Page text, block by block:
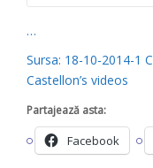
…
Sursa: 18-10-2014-1
Castellon’s videos
Partajează asta:
Facebook